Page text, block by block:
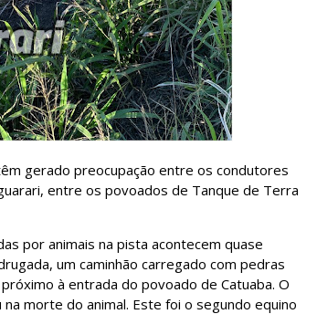
gerado preocupação entre os condutores
entre os povoados de Tanque de Terra
por animais na pista acontecem quase
um caminhão carregado com pedras
à entrada do povoado de Catuaba. O
morte do animal. Este foi o segundo equino